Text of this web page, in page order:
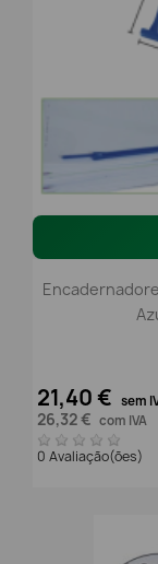
21,40 € sem
26,32 € com IVA
0 Avaliação(ões)